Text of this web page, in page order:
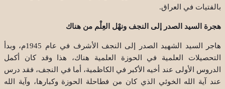
بالفتيات في العراق.
هجرة السيد الصدر إلى النجف ونهْل العِلْم من هناك
هاجر السيد الشهيد الصدر إلى النجف الأشرف في عام 1945م، وبدأ
التحصيلات العلمية في الحوزة العلمية هناك، هذا وقد كان أكمل
الدروس الأولى عند أخيه الأكبر في الكاظمية، أما في النجف، فقد درس
عند آية الله الخوئي الذي كان من فطاحلة الحوزة وكبارها، وآية الله